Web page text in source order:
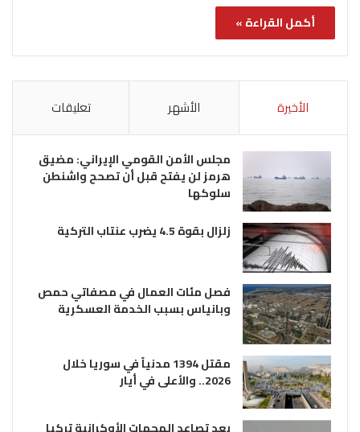
أكمل القراءة »
الأخيرة الأشهر تعليقات
مجلس الأمن القومي الإيراني: مضيق
هرمز لن يفتح قبل أن تصحح واشنطن
سلوكها
زلزال بقوة 4.5 يضرب عنتاب التركية
فصل مئات العمال في مصفاتي حمص
وبانياس بسبب الخدمة العسكرية
مقتل 1394 مدنياً في سوريا خلال
2026.. والأعلى في أيار